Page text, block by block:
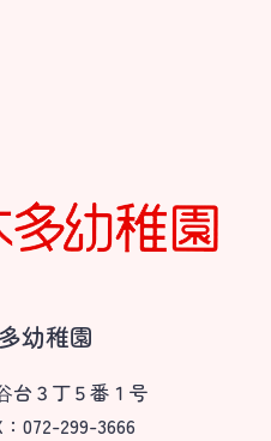
幼稚園
台３丁５番１号
072-299-3666